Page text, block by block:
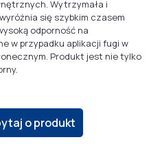
Wytrzymała i
się szybkim czasem
odporność na
w przypadku aplikacji fugi w
Produkt jest nie tylko
o produkt